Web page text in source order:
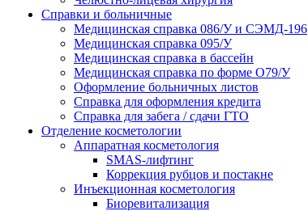
Справки и больничные
Медицинская справка 086/У и СЭМД‑196
Медицинская справка 095/У
Медицинская справка в бассейн
Медицинская справка по форме О79/У
Оформление больничных листов
Справка для оформления кредита
Справка для забега / сдачи ГТО
Отделение косметологии
Аппаратная косметология
SMAS-лифтинг
Коррекция рубцов и постакне
Инъекционная косметология
Биоревитализация